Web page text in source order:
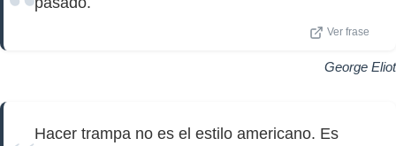
Ver frase
George Eliot
Hacer trampa no es el estilo americano. Es